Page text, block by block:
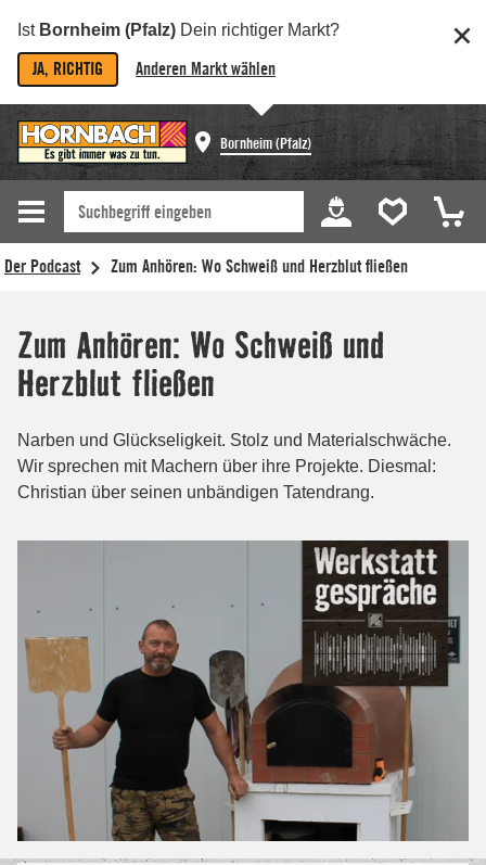
Ist Bornheim (Pfalz) Dein richtiger Markt?
JA, RICHTIG Anderen Markt wählen
Bornheim (Pfalz)